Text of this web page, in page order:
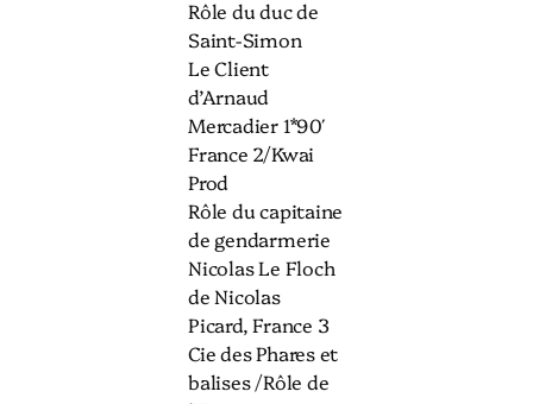
Rôle du duc de
Saint-Simon
Le Client
d’Arnaud
Mercadier 1*90′
France 2/Kwai
Prod
Rôle du capitaine
de gendarmerie
Nicolas Le Floch
de Nicolas
Picard, France 3
Cie des Phares et
balises /Rôle de